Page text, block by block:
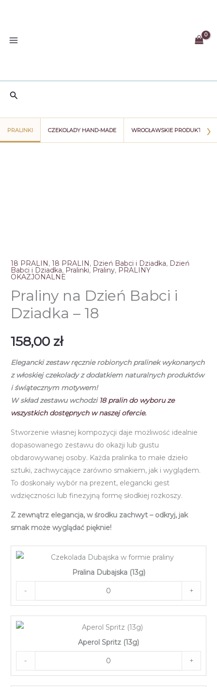
Szukaj
PRALINKI CZEKOLADY HAND-MADE WROCŁAWSKIE PRODUKTY ›
18 PRALIN, 18 PRALIN, Dzień Babci i Dziadka, Dzień
Babci i Dziadka, Pralinki, Praliny, PRALINY
OKAZJONALNE
Praliny na Dzień Babci i
Dziadka – 18
158,00 zł
Elegancki zestaw ręcznie robionych pralinekwykonanych
z włoskiej czekoladyz dodatkiem naturalnych produktów
i świątecznym motywem!
W skład zestawu wchodzi18pralin do wyboru ze
wszystkich dostępnych w naszej ofercie.
Stworzenie własnej kompozycji daje możliwość idealnie
dopasowanego zestawu do okazji lub gustu
obdarowywanej osoby. Każda pralinka to małe dzieło
sztuki, zachwycające zarówno smakiem, jak i wyglądem.
To doskonały wybór na prezent, elegancki gest
wdzięczności lub finezyjną formę słodkiej rozkoszy.
Z zewnątrz elegancja, w środku zachwyt – odkryj, jak
smak może wyglądać pięknie!
Pralina Dubajska (13g)
- +
Aperol Spritz (13g)
- +